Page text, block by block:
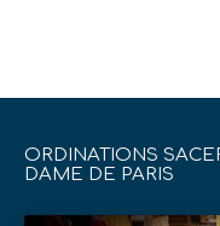
ORDINATIONS
DAME DE PARIS